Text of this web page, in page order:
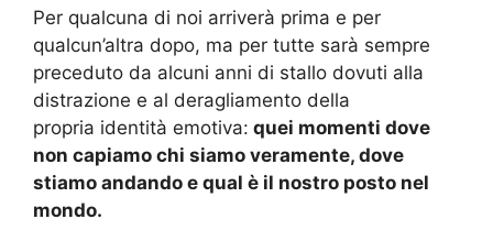
Per qualcuna di noi arriverà prima e per
qualcun’altra dopo, ma per tutte sarà sempre
preceduto da alcuni anni di stallo dovuti alla
distrazione e al deragliamento della
propria identità emotiva: quei momenti dove
non capiamo chi siamo veramente, dove
stiamo andando e qual è il nostro posto nel
mondo.